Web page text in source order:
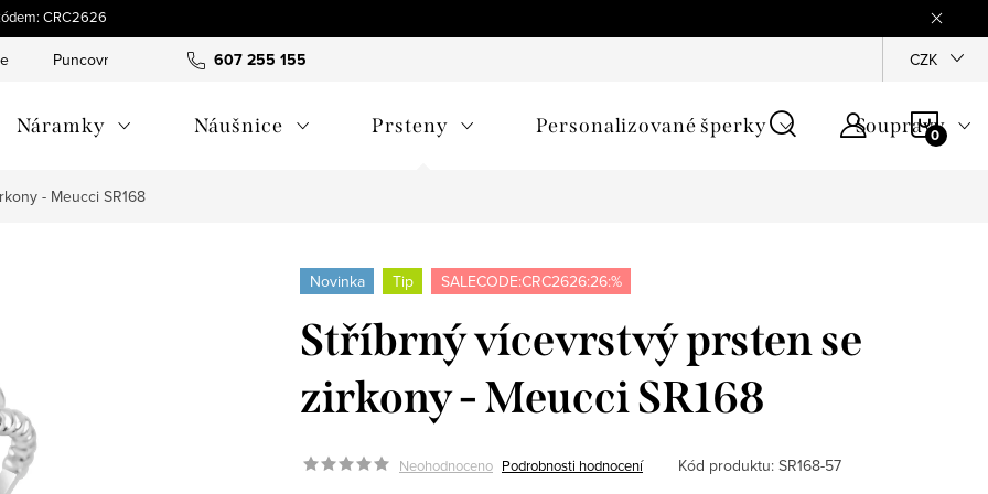
CRC2626
607 255 155
Puncovní značky Hodnocení obchodu Jak
CZK
Náramky Náušnice Prsteny Personalizované šperky Soupravy
- Meucci SR168
Novinka Tip SALECODE:CRC2626:26:%
Stříbrný vícevrstvý prsten se
zirkony - Meucci SR168
Neohodnoceno Podrobnosti hodnocení Kód produktu: SR168-57